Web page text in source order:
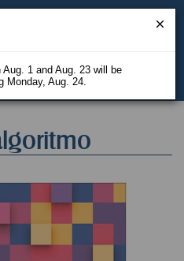
1 and Aug. 23 will be
Monday, Aug. 24.